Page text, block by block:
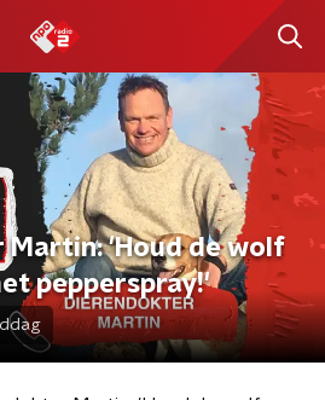
Martin: 'Houd de wolf
pepperspray!'